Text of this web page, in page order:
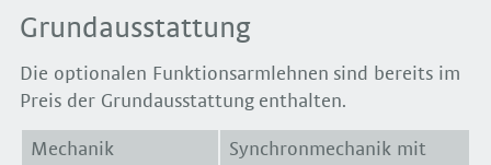
Grundausstattung
Die optionalen Funktionsarmlehnen sind bereits im
Preis der Grundausstattung enthalten.
Mechanik
Synchronmechanik mit